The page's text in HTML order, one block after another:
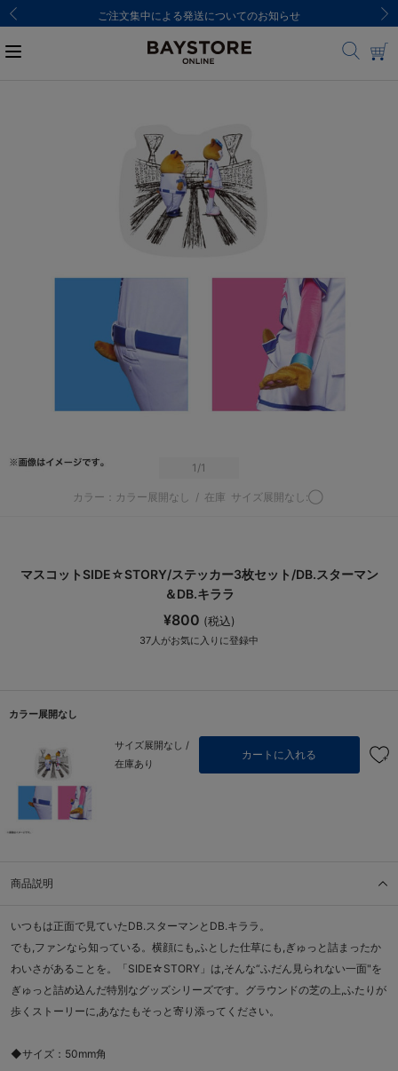
ご注文集中による発送についてのお知らせ
1 /1
カラー：カラー展開なし / 在庫 サイズ展開なし:◯
マスコットSIDE☆STORY/ステッカー3枚セット/DB.スターマン
＆DB.キララ
¥800 (税込)
37人がお気に入りに登録中
カラー展開なし
サイズ展開なし /
在庫あり
カートに入れる
商品説明
いつもは正面で見ていたDB.スターマンとDB.キララ。
でも,ファンなら知っている。横顔にも,ふとした仕草にも,ぎゅっと詰まったか
わいさがあることを。「SIDE☆STORY」は,そんな“ふだん見られない一面"を
ぎゅっと詰め込んだ特別なグッズシリーズです。グラウンドの芝の上,ふたりが
歩くストーリーに,あなたもそっと寄り添ってください。
◆サイズ：50mm角